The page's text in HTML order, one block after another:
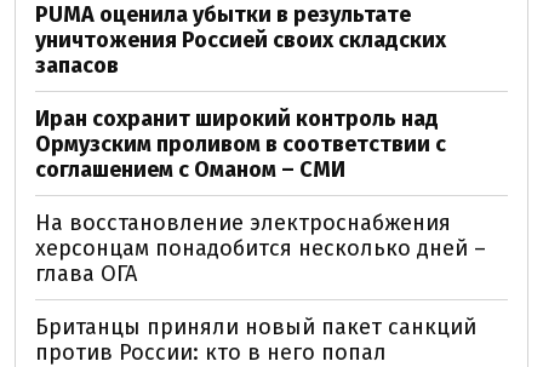
PUMA оценила убытки в результате
уничтожения Россией своих складских
запасов
Иран сохранит широкий контроль над
Ормузским проливом в соответствии с
соглашением с Оманом – СМИ
На восстановление электроснабжения
херсонцам понадобится несколько дней –
глава ОГА
Британцы приняли новый пакет санкций
против России: кто в него попал